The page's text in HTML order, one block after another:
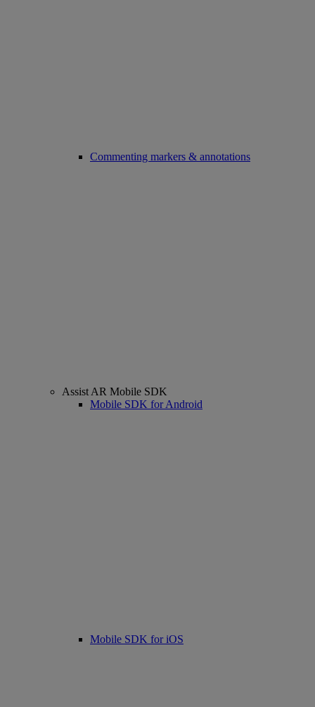
Commenting markers & annotations
Assist AR Mobile SDK
Mobile SDK for Android
Mobile SDK for iOS